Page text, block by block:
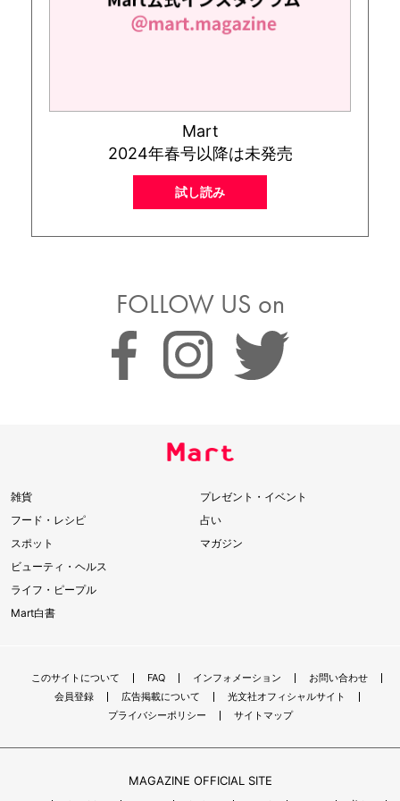
Mart
2024年春号以降は未発売
試し読み
FOLLOW US on
雑貨
フード・レシピ
スポット
ビューティ・ヘルス
ライフ・ピープル
Mart白書
プレゼント・イベント
占い
マガジン
このサイトについて FAQ インフォメーション
お問い合わせ
会員登録
広告掲載について
光文社オフィシャルサイト
プライバシーポリシー
サイトマップ
MAGAZINE OFFICIAL SITE